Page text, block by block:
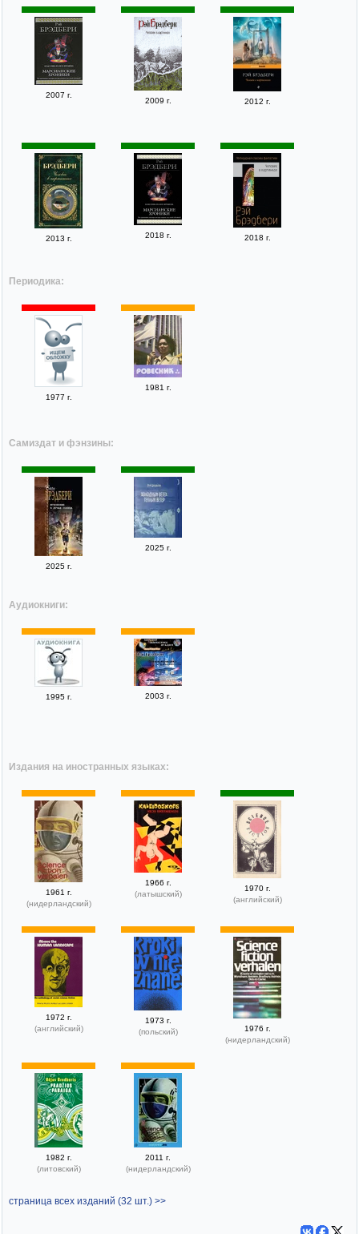
2007 г.
2009 г. 2012 г.
2013 г. 2018 г. 2018 г.
Периодика:
1977 г.
1981 г.
Самиздат и фэнзины:
2025 г.
2025 г.
Аудиокниги:
1995 г. 2003 г.
Издания на иностранных языках:
1961 г.
(нидерландский)
1966 г.
(латышский)
1970 г.
(английский)
1972 г.
(английский)
1973 г.
(польский)
1976 г.
(нидерландский)
1982 г.
(литовский)
2011 г.
(нидерландский)
страница всех изданий (32 шт.) >>